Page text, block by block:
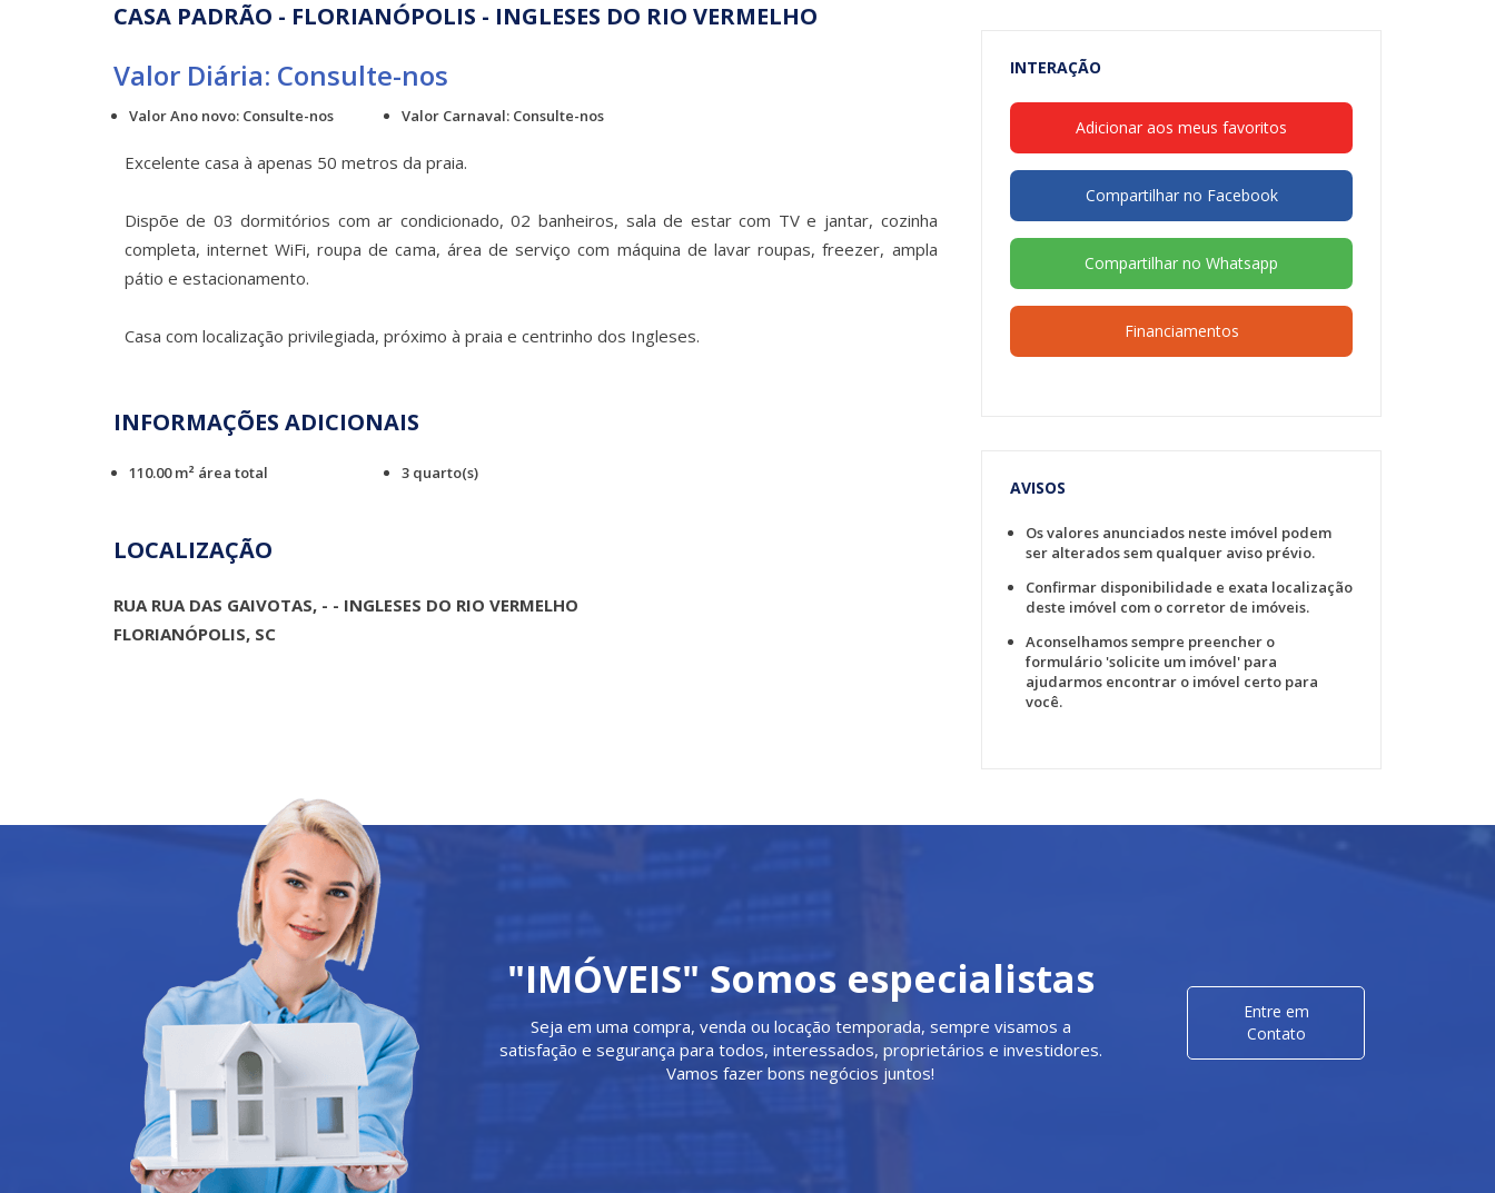
CASA PADRÃO - FLORIANÓPOLIS - INGLESES DO RIO VERMELHO
Valor Diária: Consulte-nos
Valor Ano novo: Consulte-nos Valor Carnaval: Consulte-nos
Excelente casa à apenas 50 metros da praia.
Dispõe de 03 dormitórios com ar condicionado, 02 banheiros, sala de estar com TV e jantar, cozinha
completa, internet WiFi, roupa de cama, área de serviço com máquina de lavar roupas, freezer, ampla
pátio e estacionamento.
Casa com localização privilegiada, próximo à praia e centrinho dos Ingleses.
INFORMAÇÕES ADICIONAIS
110.00 m² área total 3 quarto(s)
LOCALIZAÇÃO
RUA RUA DAS GAIVOTAS, - - INGLESES DO RIO VERMELHO
FLORIANÓPOLIS, SC
INTERAÇÃO
Adicionar aos meus favoritos
Compartilhar no Facebook
Compartilhar no Whatsapp
Financiamentos
AVISOS
Os valores anunciados neste imóvel podem
ser alterados sem qualquer aviso prévio.
Confirmar disponibilidade e exata localização
deste imóvel com o corretor de imóveis.
Aconselhamos sempre preencher o
formulário 'solicite um imóvel' para
ajudarmos encontrar o imóvel certo para
você.
"IMÓVEIS" Somos especialistas
Seja em uma compra, venda ou locação temporada, sempre visamos a
satisfação e segurança para todos, interessados, proprietários e investidores.
Vamos fazer bons negócios juntos!
Entre em
Contato